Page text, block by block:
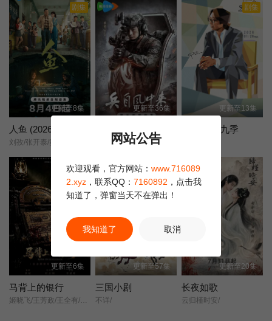
第10集 第11集 第12集
第13集 第14集 第15集
第16集 第17集 第18集
第19集 第20集 第21集
第22集 第23集
第25集 第26集 第27集
第28集 第30集
第31集 第33集
剧集
更新至8集
人鱼 (2026)
更新至36集
兵自风中来
剧集
更新至13集
十三邀 第九季
更新至6集
马背上的银行
剧集
更新至57集
三国小剧
不详/
更新至20集
长夜如歌
云归槿时安/
网站公告
欢迎观看，官方网站： www.716089
2.xyz ，联系QQ： 7160892 ，点击我
知道了，弹窗当天不在弹出！
我知道了 取消